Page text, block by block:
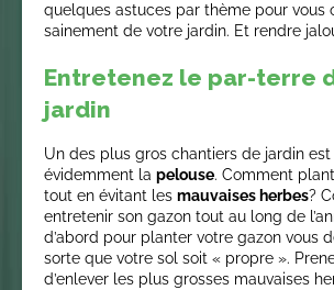
quelques astuces par thème pour vous
sainement de votre jardin. Et rendre
Entretenez le par-terre
jardin
Un des plus gros chantiers de jardin est
évidemment la pelouse. Comment
tout en évitant les mauvaises herbes?
entretenir son gazon tout au long de
d’abord pour planter votre gazon vous
sorte que votre sol soit « propre ».
d’enlever les plus grosses mauvaises